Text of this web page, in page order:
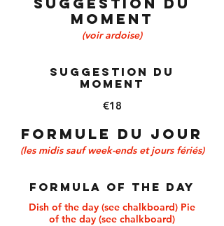
moment
(voir ardoise)
Suggestion du
moment
€18
FORMULE DU JOUR
(les midis sauf week-ends et jours fériés)
Formula of the day
Dish of the day (see chalkboard) Pie
of the day (see chalkboard)